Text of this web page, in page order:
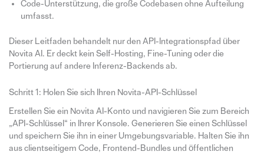
Code-Unterstützung, die große Codebasen ohne Aufteilung
umfasst.
Dieser Leitfaden behandelt nur den API-Integrationspfad über
Novita AI. Er deckt kein Self-Hosting, Fine-Tuning oder die
Portierung auf andere Inferenz-Backends ab.
Schritt 1: Holen Sie sich Ihren Novita-API-Schlüssel
Erstellen Sie ein Novita AI-Konto und navigieren Sie zum Bereich
„API-Schlüssel“ in Ihrer Konsole. Generieren Sie einen Schlüssel
und speichern Sie ihn in einer Umgebungsvariable. Halten Sie ihn
aus clientseitigem Code, Frontend-Bundles und öffentlichen